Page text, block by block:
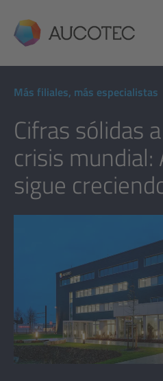
AUCOTEC
Más filiales, más especialistas
Cifras sólidas
crisis mundial:
sigue